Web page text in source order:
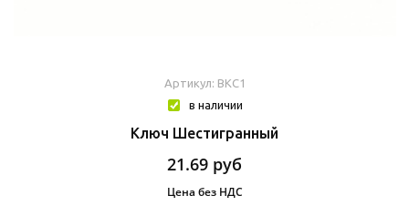
Артикул: BKC1
в наличии
Ключ Шестигранный
21.69 руб
Цена без НДС